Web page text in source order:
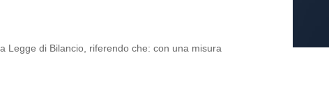
Legge di Bilancio, riferendo che: con una misura